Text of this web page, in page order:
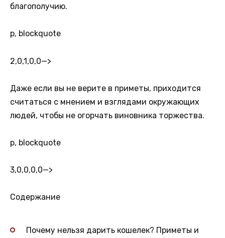
благополучию.
p, blockquote
2,0,1,0,0—>
Даже если вы не верите в приметы, приходится
считаться с мнением и взглядами окружающих
людей, чтобы не огорчать виновника торжества.
p, blockquote
3,0,0,0,0—>
Содержание
Почему нельзя дарить кошелек? Приметы и